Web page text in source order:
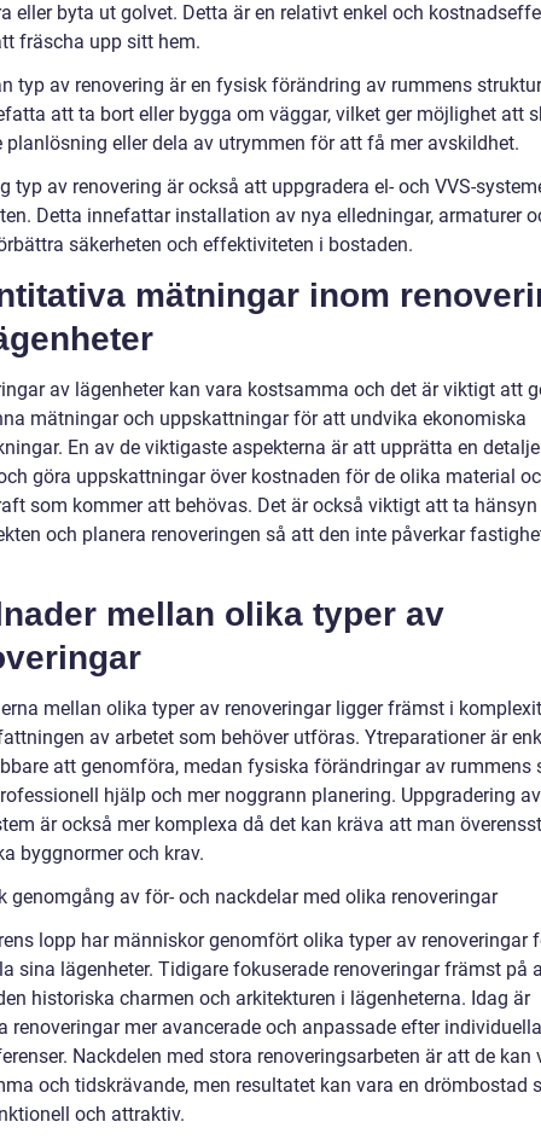
eller byta ut golvet. Detta är en relativt enkel och
fräscha upp sitt hem.
typ av renovering är en fysisk förändring av rummens
att ta bort eller bygga om väggar, vilket ger möjlighet att
planlösning eller dela av utrymmen för att få mer avskildhet.
typ av renovering är också att uppgradera el- och VVS-
Detta innefattar installation av nya elledningar, armaturer
säkerheten och effektiviteten i bostaden.
mätningar inom
av lägenheter kan vara kostsamma och det är viktigt att
mätningar och uppskattningar för att undvika ekonomiska
En av de viktigaste aspekterna är att upprätta en
göra uppskattningar över kostnaden för de olika material
som kommer att behövas. Det är också viktigt att ta
och planera renoveringen så att den inte påverkar
mellan olika typer av
mellan olika typer av renoveringar ligger främst i
av arbetet som behöver utföras. Ytreparationer är
att genomföra, medan fysiska förändringar av rummens
hjälp och mer noggrann planering. Uppgradering
är också mer komplexa då det kan kräva att man
byggnormer och krav.
genomgång av för- och nackdelar med olika renoveringar
lopp har människor genomfört olika typer av renoveringar
sina lägenheter. Tidigare fokuserade renoveringar främst på
historiska charmen och arkitekturen i lägenheterna. Idag är
renoveringar mer avancerade och anpassade efter
Nackdelen med stora renoveringsarbeten är att de kan
och tidskrävande, men resultatet kan vara en drömbostad
och attraktiv.